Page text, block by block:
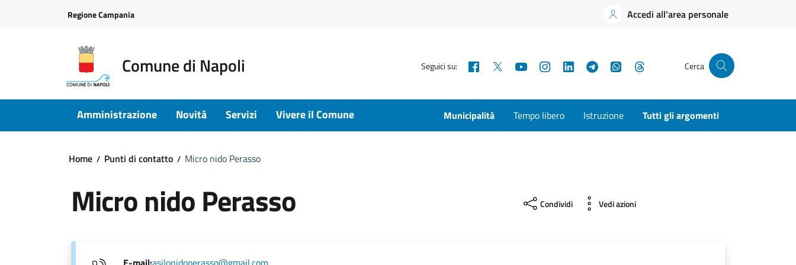
Regione Campania Accedi all'area personale
Comune di Napoli Seguici su: Facebook YouTubeInstagramLinkedInTelegramWhatsApp Cerca
Amministrazione Novità Servizi Vivere il Comune Municipalità Tempo libero Istruzione Tutti gli argomenti
Home Punti di contatto Micro nido Perasso
Micro nido Perasso Condividi Vedi azioni